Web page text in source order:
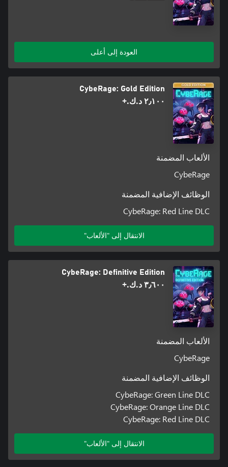
العودة إلى أعلى
CybeRage: Gold Edition
٢٫١٠٠ د.ك.‏+
الألعاب المضمنة
CybeRage
الوظائف الإضافية المضمنة
CybeRage: Red Line DLC
الانتقال إلى "الألعاب"
CybeRage: Definitive Edition
٣٫٦٠٠ د.ك.‏+
الألعاب المضمنة
CybeRage
الوظائف الإضافية المضمنة
CybeRage: Green Line DLC
CybeRage: Orange Line DLC
CybeRage: Red Line DLC
الانتقال إلى "الألعاب"